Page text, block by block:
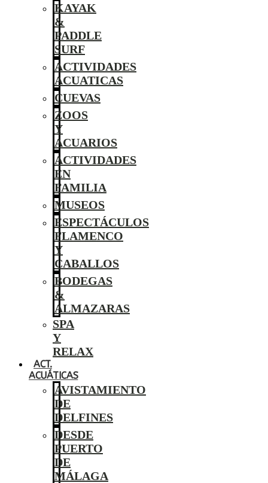
KAYAK
&
PADDLE
SURF
ACTIVIDADES
ACUATICAS
CUEVAS
ZOOS
Y
ACUARIOS
ACTIVIDADES
EN
FAMILIA
MUSEOS
ESPECTÁCULOS
FLAMENCO
Y
CABALLOS
BODEGAS
&
ALMAZARAS
SPA
Y
RELAX
ACT.
ACUÁTICAS
AVISTAMIENTO
DE
DELFINES
DESDE
PUERTO
DE
MÁLAGA